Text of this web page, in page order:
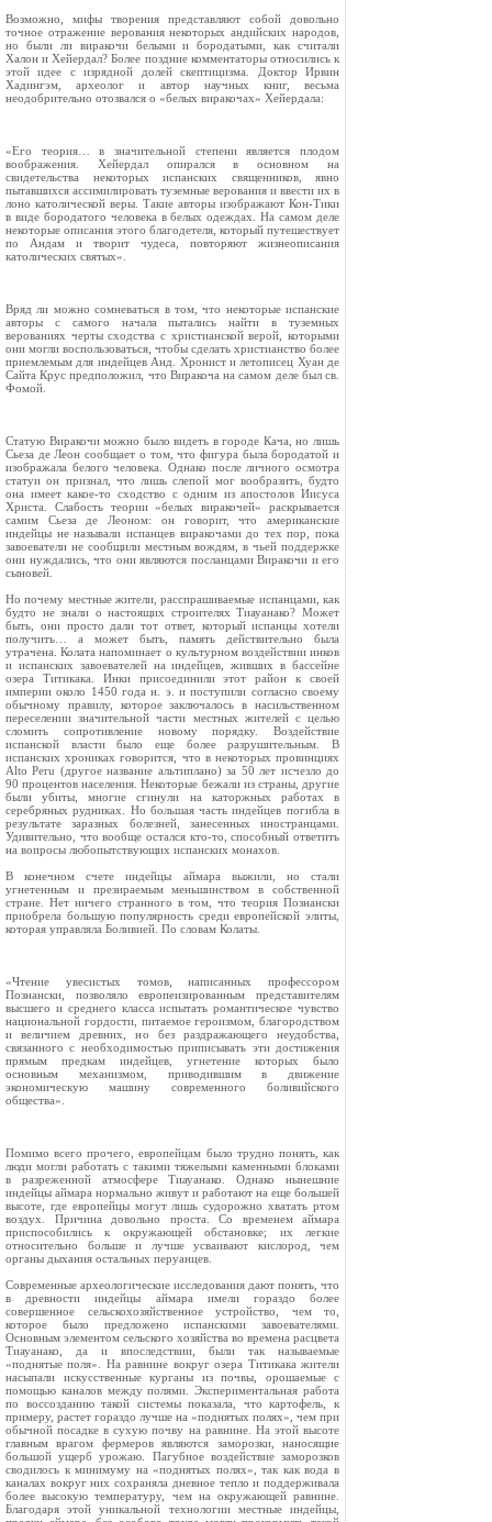
Возможно, мифы творения представляют собой довольно
точное отражение верования некоторых андийских народов,
но были ли виракочи белыми и бородатыми, как считали
Халон и Хейердал? Более поздние комментаторы относились к
этой идее с изрядной долей скептицизма. Доктор Ирвин
Хадингэм, археолог и автор научных книг, весьма
неодобрительно отозвался о «белых виракочах» Хейердала:
«Его теория… в значительной степени является плодом
воображения. Хейердал опирался в основном на
свидетельства некоторых испанских священников, явно
пытавшихся ассимилировать туземные верования и ввести их в
лоно католической веры. Такие авторы изображают Кон‑Тики
в виде бородатого человека в белых одеждах. На самом деле
некоторые описания этого благодетеля, который путешествует
по Андам и творит чудеса, повторяют жизнеописания
католических святых».
Вряд ли можно сомневаться в том, что некоторые испанские
авторы с самого начала пытались найти в туземных
верованиях черты сходства с христианской верой, которыми
они могли воспользоваться, чтобы сделать христианство более
приемлемым для индейцев Анд. Хронист и летописец Хуан де
Сайта Крус предположил, что Виракоча на самом деле был св.
Фомой.
Статую Виракочи можно было видеть в городе Кача, но лишь
Сьеза де Леон сообщает о том, что фигура была бородатой и
изображала белого человека. Однако после личного осмотра
статуи он признал, что лишь слепой мог вообразить, будто
она имеет какое‑то сходство с одним из апостолов Иисуса
Христа. Слабость теории «белых виракочей» раскрывается
самим Сьеза де Леоном: он говорит, что американские
индейцы не называли испанцев виракочами до тех пор, пока
завоеватели не сообщили местным вождям, в чьей поддержке
они нуждались, что они являются посланцами Виракочи и его
сыновей.
Но почему местные жители, расспрашиваемые испанцами, как
будто не знали о настоящих строителях Тиауанако? Может
быть, они просто дали тот ответ, который испанцы хотели
получить… а может быть, память действительно была
утрачена. Колата напоминает о культурном воздействии инков
и испанских завоевателей на индейцев, живших в бассейне
озера Титикака. Инки присоединили этот район к своей
империи около 1450 года н. э. и поступили согласно своему
обычному правилу, которое заключалось в насильственном
переселении значительной части местных жителей с целью
сломить сопротивление новому порядку. Воздействие
испанской власти было еще более разрушительным. В
испанских хрониках говорится, что в некоторых провинциях
Alto Peru (другое название альтиплано) за 50 лет исчезло до
90 процентов населения. Некоторые бежали из страны, другие
были убиты, многие сгинули на каторжных работах в
серебряных рудниках. Но большая часть индейцев погибла в
результате заразных болезней, занесенных иностранцами.
Удивительно, что вообще остался кто‑то, способный ответить
на вопросы любопытствующих испанских монахов.
В конечном счете индейцы аймара выжили, но стали
угнетенным и презираемым меньшинством в собственной
стране. Нет ничего странного в том, что теория Познански
приобрела большую популярность среди европейской элиты,
которая управляла Боливией. По словам Колаты.
«Чтение увесистых томов, написанных профессором
Познански, позволяло европеизированным представителям
высшего и среднего класса испытать романтическое чувство
национальной гордости, питаемое героизмом, благородством
и величием древних, но без раздражающего неудобства,
связанного с необходимостью приписывать эти достижения
прямым предкам индейцев, угнетение которых было
основным механизмом, приводившим в движение
экономическую машину современного боливийского
общества».
Помимо всего прочего, европейцам было трудно понять, как
люди могли работать с такими тяжелыми каменными блоками
в разреженной атмосфере Тиауанако. Однако нынешние
индейцы аймара нормально живут и работают на еще большей
высоте, где европейцы могут лишь судорожно хватать ртом
воздух. Причина довольно проста. Со временем аймара
приспособились к окружающей обстановке; их легкие
относительно больше и лучше усваивают кислород, чем
органы дыхания остальных перуанцев.
Современные археологические исследования дают понять, что
в древности индейцы аймара имели гораздо более
совершенное сельскохозяйственное устройство, чем то,
которое было предложено испанскими завоевателями.
Основным элементом сельского хозяйства во времена расцвета
Тиауанако, да и впоследствии, были так называемые
«поднятые поля». На равнине вокруг озера Титикака жители
насыпали искусственные курганы из почвы, орошаемые с
помощью каналов между полями. Экспериментальная работа
по воссозданию такой системы показала, что картофель, к
примеру, растет гораздо лучше на «поднятых полях», чем при
обычной посадке в сухую почву на равнине. На этой высоте
главным врагом фермеров являются заморозки, наносящие
большой ущерб урожаю. Пагубное воздействие заморозков
сводилось к минимуму на «поднятых полях», так как вода в
каналах вокруг них сохраняла дневное тепло и поддерживала
более высокую температуру, чем на окружающей равнине.
Благодаря этой уникальной технологии местные индейцы,